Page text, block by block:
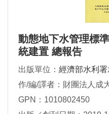
動態地下水管理標
統建置 總報告
出版單位： 經濟部水利
作/編/譯者：財團法人成
GPN：1010802450